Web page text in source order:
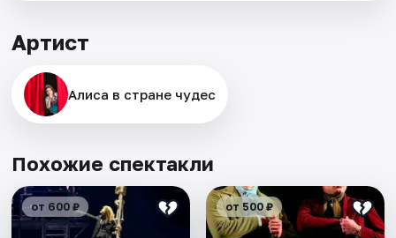
Артист
Алиса в стране чудес
Похожие спектакли
от 600 ₽ от 500 ₽